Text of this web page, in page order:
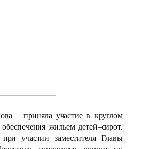
приняла участие в круглом
жильем детей–сирот.
участии заместителя Главы